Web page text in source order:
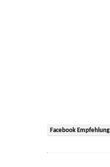
Facebook Empfehlung